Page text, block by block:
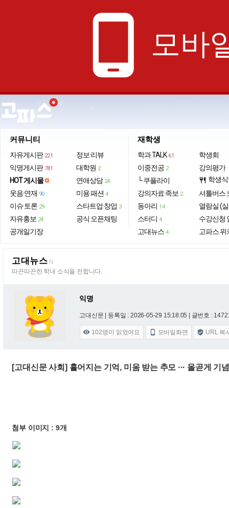
phone_android 모바
커뮤니티
자유게시판 221
익명게시판 781
HOT 게시물
웃음·연재 90
이슈·토론 29
자유홍보 24
공개일기장
정보·리뷰
대학원 2
연애상담 24
미용·패션 4
스타트업·창업 3
공식 오픈채팅
재학생
학과 TALK 61
이중전공 2
└ 쿠플라이
강의자료·족보 2
동아리 14
스터디 4
고대뉴스 4
학생회
강의평가
restaurant 학생
셔틀버스
열람실 (
수강신청
고파스 위
고대뉴스 N
따끈따끈한 학내 소식을 전합니다.
익명
고대신문 | 등록일 : 2026-05-29 15:18:05 | 글번호 :
 102명이 읽었어요  모바일화면  URL 복
[고대신문 사회] 흩어지는 기억, 미움 받는 추모 ··· 올곧게 기
첨부 이미지 : 9개